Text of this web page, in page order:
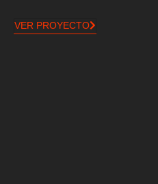
VER PROYECTO